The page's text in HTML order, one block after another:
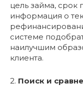
цель займа, срок
информация о
системе
наилучшим
клиента.
2. Поиск и